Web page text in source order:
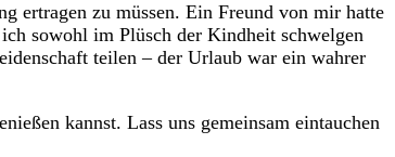
ertragen zu müssen. Ein Freund von mir hatte
sowohl im Plüsch der Kindheit schwelgen
teilen – der Urlaub war ein wahrer
kannst. Lass uns gemeinsam eintauchen